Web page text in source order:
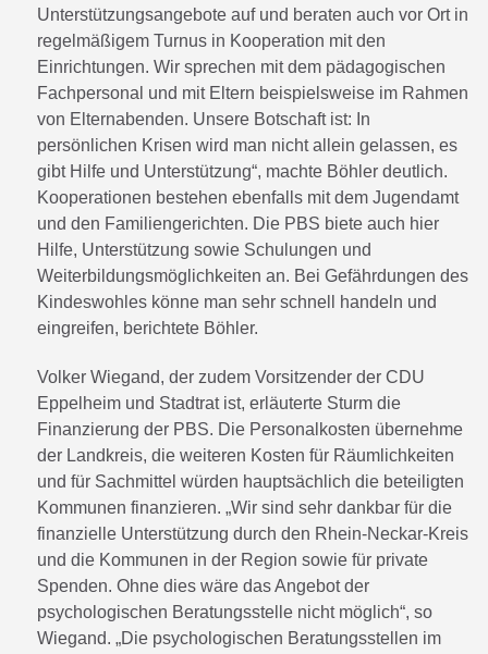
Unterstützungsangebote auf und beraten auch vor Ort in
regelmäßigem Turnus in Kooperation mit den
Einrichtungen. Wir sprechen mit dem pädagogischen
Fachpersonal und mit Eltern beispielsweise im Rahmen
von Elternabenden. Unsere Botschaft ist: In
persönlichen Krisen wird man nicht allein gelassen, es
gibt Hilfe und Unterstützung“, machte Böhler deutlich.
Kooperationen bestehen ebenfalls mit dem Jugendamt
und den Familiengerichten. Die PBS biete auch hier
Hilfe, Unterstützung sowie Schulungen und
Weiterbildungsmöglichkeiten an. Bei Gefährdungen des
Kindeswohles könne man sehr schnell handeln und
eingreifen, berichtete Böhler.
Volker Wiegand, der zudem Vorsitzender der CDU
Eppelheim und Stadtrat ist, erläuterte Sturm die
Finanzierung der PBS. Die Personalkosten übernehme
der Landkreis, die weiteren Kosten für Räumlichkeiten
und für Sachmittel würden hauptsächlich die beteiligten
Kommunen finanzieren. „Wir sind sehr dankbar für die
finanzielle Unterstützung durch den Rhein-Neckar-Kreis
und die Kommunen in der Region sowie für private
Spenden. Ohne dies wäre das Angebot der
psychologischen Beratungsstelle nicht möglich“, so
Wiegand. „Die psychologischen Beratungsstellen im